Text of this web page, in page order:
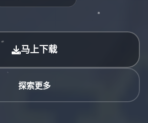
马上下载
探索更多